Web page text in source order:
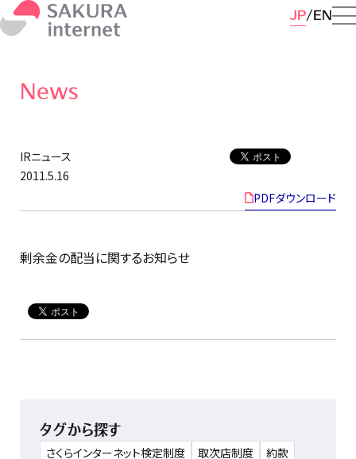
JP EN
News
IRニュース
2011.5.16
PDFダウンロード
剰余金の配当に関するお知らせ
タグから探す
さくらインターネット検定制度 取次店制度
約款